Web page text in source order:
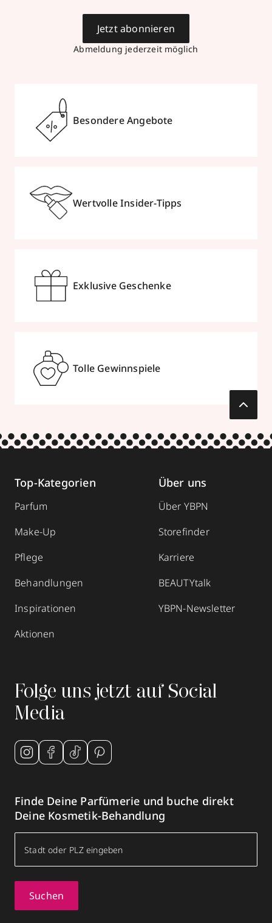
Abmeldung jederzeit möglich
Jetzt abonnieren
Besondere Angebote
Wertvolle Insider-Tipps
Exklusive Geschenke
Tolle Gewinnspiele
Top-Kategorien
Parfum
Make-Up
Pflege
Behandlungen
Inspirationen
Aktionen
Über uns
Über YBPN
Storefinder
Karriere
BEAUTYtalk
YBPN-Newsletter
Folge uns jetzt auf Social
Media
Finde Deine Parfümerie und buche direkt
Deine Kosmetik-Behandlung
Suchen